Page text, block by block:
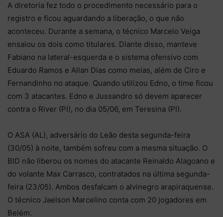
A diretoria fez todo o procedimento necessário para o
registro e ficou aguardando a liberação, o que não
aconteceu. Durante a semana, o técnico Marcelo Veiga
ensaiou os dois como titulares. Diante disso, manteve
Fabiano na lateral-esquerda e o sistema ofensivo com
Eduardo Ramos e Allan Dias como meias, além de Ciro e
Fernandinho no ataque. Quando utilizou Edno, o time ficou
com 3 atacantes. Edno e Jussandro só devem aparecer
contra o River (PI), no dia 05/06, em Teresina (PI).
O ASA (AL), adversário do Leão desta segunda-feira
(30/05) à noite, também sofreu com a mesma situação. O
BID não liberou os nomes do atacante Reinaldo Alagoano e
do volante Max Carrasco, contratados na última segunda-
feira (23/05). Ambos desfalcam o alvinegro arapiraquense.
O técnico Jaelson Marcelino conta com 20 jogadores em
Belém.